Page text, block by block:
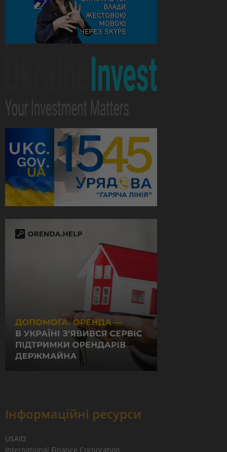
Інформаційні ресурси
USAID
International Finance Corporation